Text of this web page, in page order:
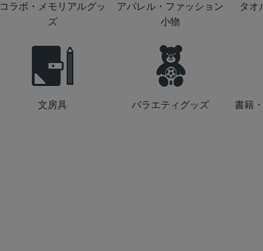
コラボ・メモリアルグッ
ズ
アパレル・ファッション
小物
タオ
文房具 バラエティグッズ 書籍